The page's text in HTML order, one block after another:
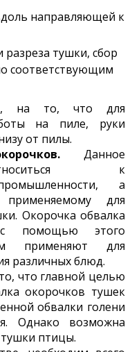
направляющей к
тушки, сбор
соответствующим
на то, что для
на пиле, руки
от пилы.
Данное
к
а
для
Окорочка обвалка
с помощью этого
применяют для
различных блюд.
что главной целью
окорочков тушек
обвалки голени
Однако возможна
птицы.